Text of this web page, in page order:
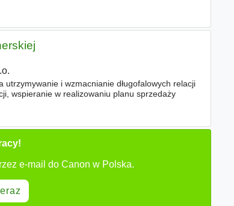
i wzmacnianie długofalowych relacji
wspieranie w realizowaniu planu sprzedaży
e-mail do Canon w Polska.